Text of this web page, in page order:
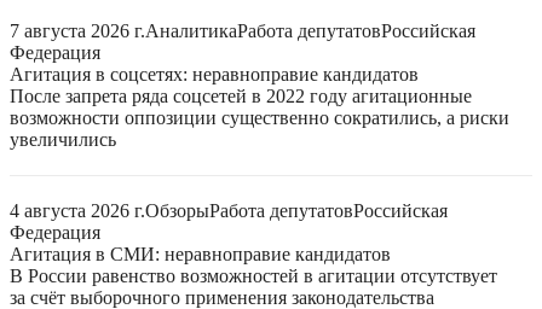
7 августа 2026 г.АналитикаРабота депутатовРоссийская
Федерация
Агитация в соцсетях: неравноправие кандидатов
После запрета ряда соцсетей в 2022 году агитационные
возможности оппозиции существенно сократились, а риски
увеличились
4 августа 2026 г.ОбзорыРабота депутатовРоссийская
Федерация
Агитация в СМИ: неравноправие кандидатов
В России равенство возможностей в агитации отсутствует
за счёт выборочного применения законодательства